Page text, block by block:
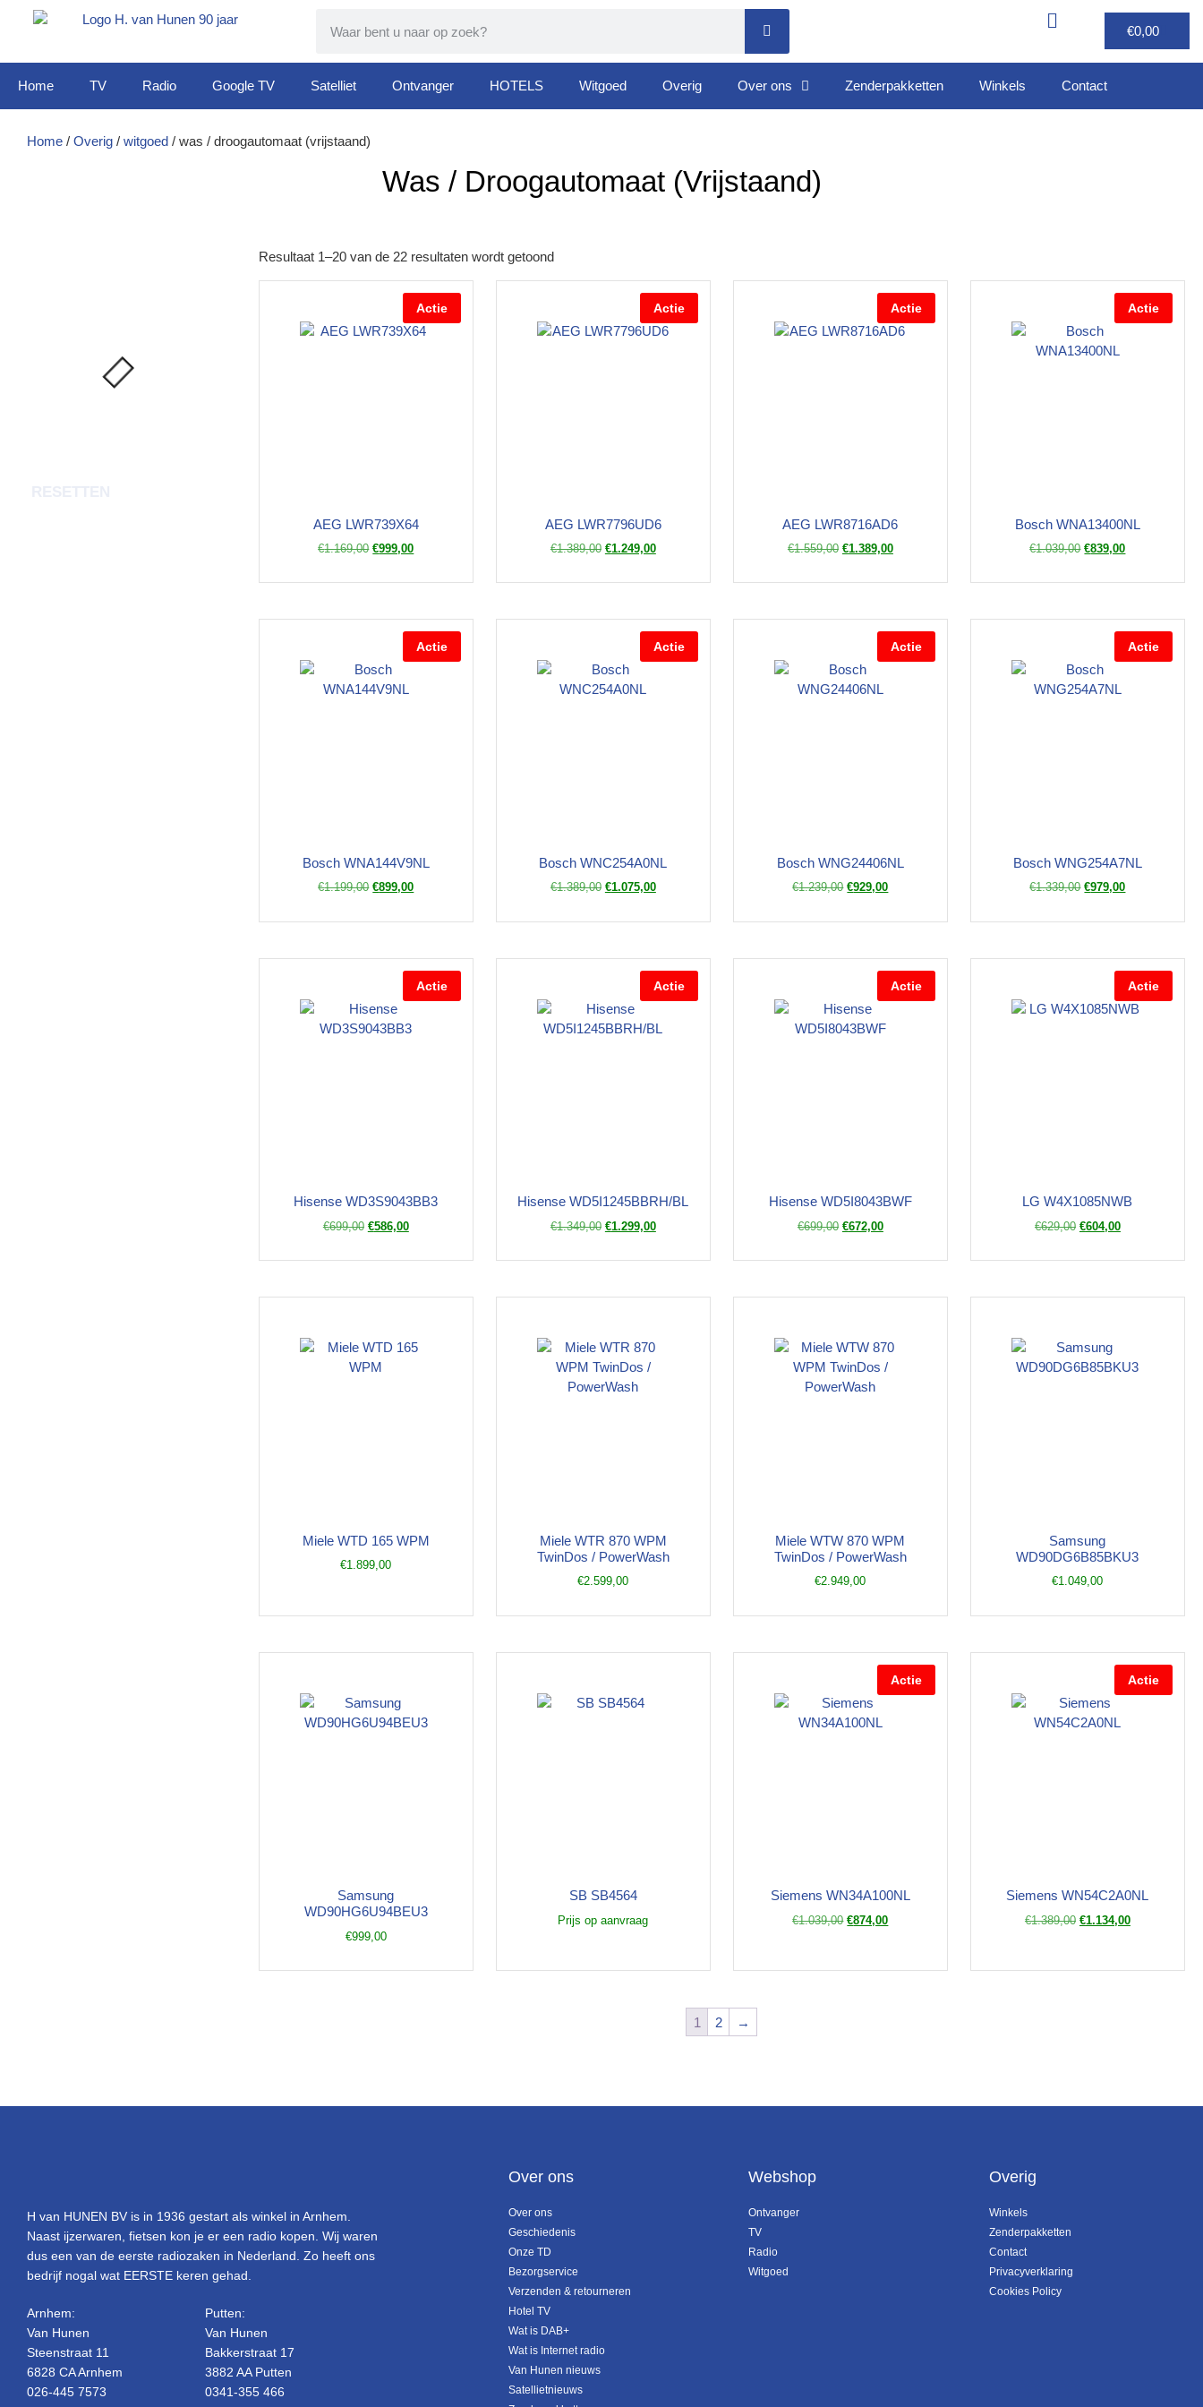
€0,00
Home TV Radio Google TV Satelliet Ontvanger HOTELS Witgoed Overig Over ons Zenderpakketten Winkels Contact
Home / Overig / witgoed / was / droogautomaat (vrijstaand)
Was / Droogautomaat (vrijstaand)
Resultaat 1–20 van de 22 resultaten wordt getoond
Actie
AEG LWR739X64
€1.169,00 €999,00
Actie
AEG LWR7796UD6
€1.389,00 €1.249,00
Actie
AEG LWR8716AD6
€1.559,00 €1.389,00
Actie
Bosch WNA13400NL
€1.039,00 €839,00
Actie
Bosch WNA144V9NL
€1.199,00 €899,00
Actie
Bosch WNC254A0NL
€1.389,00 €1.075,00
Actie
Bosch WNG24406NL
€1.239,00 €929,00
Actie
Bosch WNG254A7NL
€1.339,00 €979,00
Actie
Hisense WD3S9043BB3
€699,00 €586,00
Actie
Hisense WD5I1245BBRH/BL
€1.349,00 €1.299,00
Actie
Hisense WD5I8043BWF
€699,00 €672,00
Actie
LG W4X1085NWB
€629,00 €604,00
Miele WTD 165 WPM
€1.899,00
Miele WTR 870 WPM
TwinDos / PowerWash
€2.599,00
Miele WTW 870 WPM
TwinDos / PowerWash
€2.949,00
Samsung
WD90DG6B85BKU3
€1.049,00
Samsung
WD90HG6U94BEU3
€999,00
SB SB4564
Prijs op aanvraag
Actie
Siemens WN34A100NL
€1.039,00 €874,00
Actie
Siemens WN54C2A0NL
€1.389,00 €1.134,00
1 2 →
H van HUNEN BV is in 1936 gestart als winkel in Arnhem.
Naast ijzerwaren, fietsen kon je er een radio kopen. Wij waren
dus een van de eerste radiozaken in Nederland. Zo heeft ons
bedrijf nogal wat EERSTE keren gehad.
Arnhem:
Van Hunen
Steenstraat 11
6828 CA Arnhem
026-445 7573
Putten:
Van Hunen
Bakkerstraat 17
3882 AA Putten
0341-355 466
Over ons
Over ons
Geschiedenis
Onze TD
Bezorgservice
Verzenden & retourneren
Hotel TV
Wat is DAB+
Wat is Internet radio
Van Hunen nieuws
Satellietnieuws
Webshop
Ontvanger
TV
Radio
Witgoed
Overig
Winkels
Zenderpakketten
Contact
Privacyverklaring
Cookies Policy